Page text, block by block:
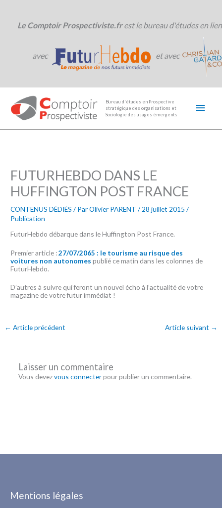
Le Comptoir Prospectiviste.frest le bureau d'études en lien
avec et avec
Bureau d'études en Prospective
stratégique des organisations et
Sociologie des usages émergents
FUTURHEBDO DANS LE
HUFFINGTON POST FRANCE
CONTENUS DÉDIÉS / ParOlivier PARENT/ 28 juillet 2015/
Publication
FuturHebdo débarque dans le Huffington Post France.
Premier article :27/07/2065 : le tourisme au risque des
voitures non autonomes publié ce matin dans les colonnes de
FuturHebdo.
D’autres à suivre qui feront un nouvel écho à l’actualité de votre
magazine de votre futur immédiat !
← Article précédent Article suivant →
Laisser un commentaire
Vous devezvous connecterpour publier un commentaire.
Mentions légales